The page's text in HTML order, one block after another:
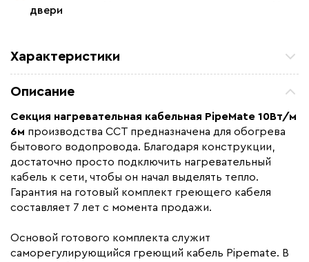
двери
Характеристики
Монтаж Наружный
Макс. рабочая температура (C)
Длина установочного провода, м
Страна производства
Гарантия (год)
Вес (кг) 0,8
Описание
Секция нагревательная кабельная PipeMate 10Вт/м
6м производства ССТ предназначена для обогрева
бытового водопровода. Благодаря конструкции,
достаточно просто подключить нагревательный
кабель к сети, чтобы он начал выделять тепло.
Гарантия на готовый комплект греющего кабеля
составляет 7 лет с момента продажи.
Основой готового комплекта служит
саморегулирующийся греющий кабель Pipemate. В